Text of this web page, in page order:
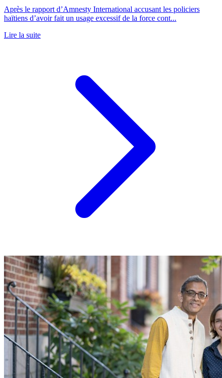
Après le rapport d’Amnesty International accusant les policiers
haïtiens d’avoir fait un usage excessif de la force cont...
Lire la suite